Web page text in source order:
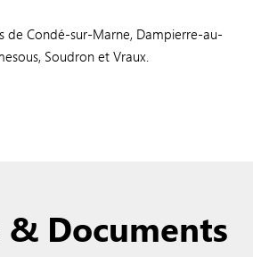
de Condé-sur-Marne, Dampierre-au-
Soudron et Vraux.
& Documents